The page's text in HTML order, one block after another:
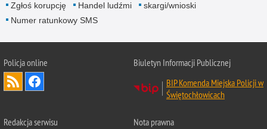
Zgłoś korupcję
Handel ludźmi
skargi/wnioski
Numer ratunkowy SMS
Policja online
Biuletyn Informacji Publicznej
BIP Komenda Miejska Policji w
Świętochłowicach
Redakcja serwisu Nota prawna